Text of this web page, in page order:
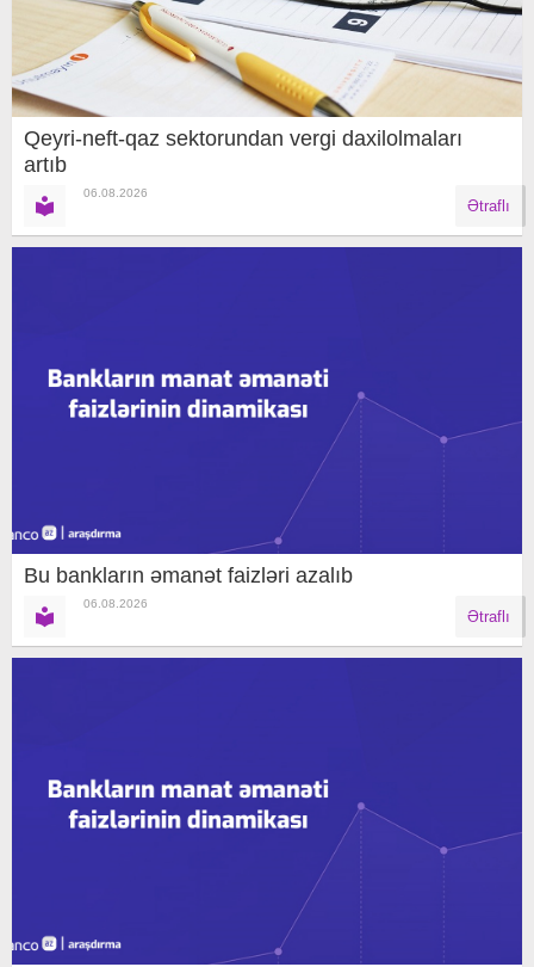
Qeyri-neft-qaz sektorundan vergi daxilolmaları
artıb
06.08.2026
Ətraflı
Bu bankların əmanət faizləri azalıb
06.08.2026
Ətraflı